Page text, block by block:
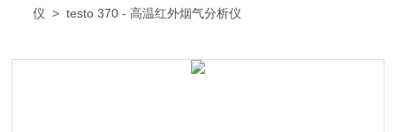
仪 > testo 370 - 高温红外烟气分析仪